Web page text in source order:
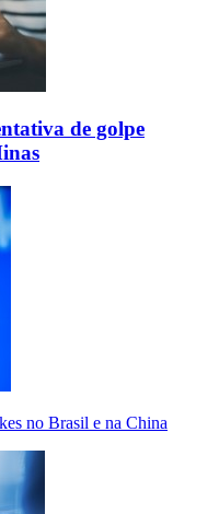
de golpe
no Brasil e na China